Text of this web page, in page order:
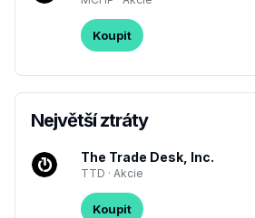
Koupit
Největší ztráty
The Trade Desk, Inc.
TTD · Akcie
Koupit